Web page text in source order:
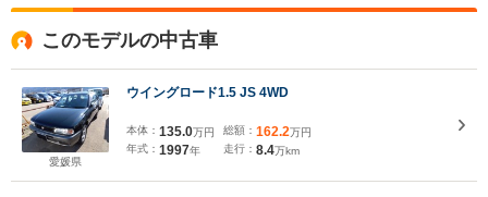
このモデルの中古車
愛媛県
ウイングロード1.5 JS 4WD
本体： 135.0万円
年式： 1997年
総額： 162.2万円
走行： 8.4万km